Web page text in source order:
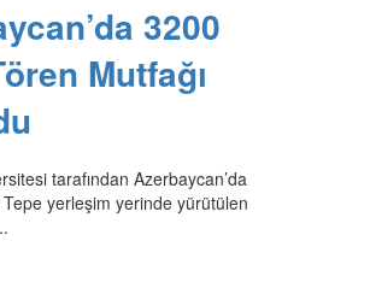
3200
Mutfağı
tarafından Azerbaycan’da
yerleşim yerinde yürütülen